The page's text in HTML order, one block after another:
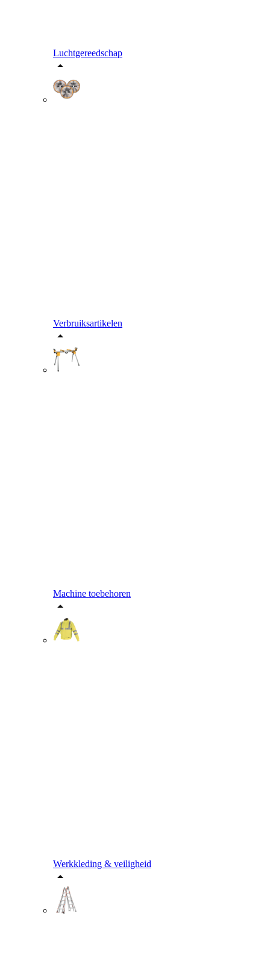
Luchtgereedschap
Verbruiksartikelen
Machine toebehoren
Werkkleding & veiligheid